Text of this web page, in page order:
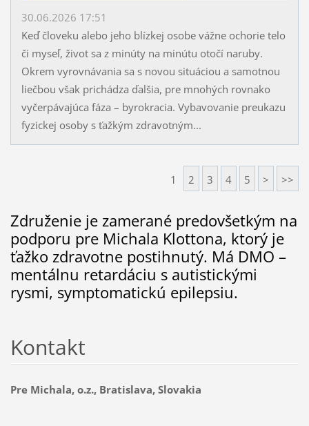
30.06.2026 17:51
Keď človeku alebo jeho blízkej osobe vážne ochorie telo
či myseľ, život sa z minúty na minútu otočí naruby.
Okrem vyrovnávania sa s novou situáciou a samotnou
liečbou však prichádza ďalšia, pre mnohých rovnako
vyčerpávajúca fáza – byrokracia. Vybavovanie preukazu
fyzickej osoby s ťažkým zdravotným...
1 2 3 4 5 > >>
Združenie je zamerané predovšetkým na
podporu pre Michala Klottona, ktorý je
ťažko zdravotne postihnutý. Má DMO –
mentálnu retardáciu s autistickými
rysmi, symptomatickú epilepsiu.
Kontakt
Pre Michala, o.z., Bratislava, Slovakia